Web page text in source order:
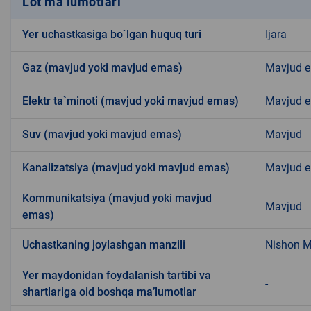
Yer uchastkasiga bo`lgan huquq turi Ijara
Gaz (mavjud yoki mavjud emas) Mavjud
Elektr ta`minoti (mavjud yoki mavjud emas) Mavjud
Suv (mavjud yoki mavjud emas) Mavjud
Kanalizatsiya (mavjud yoki mavjud emas) Mavjud
Kommunikatsiya (mavjud yoki mavjud
emas)
Mavjud
Uchastkaning joylashgan manzili Nishon
Yer maydonidan foydalanish tartibi va
shartlariga oid boshqa ma’lumotlar
-